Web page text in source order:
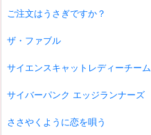
ご注文はうさぎですか？
ザ・ファブル
サイエンスキャットレディーチーム
サイバーパンク エッジランナーズ
ささやくように恋を唄う